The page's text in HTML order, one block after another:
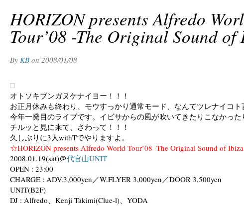
HORIZON presents Alfredo
Tour’08 -The Original Sound of
By KB on 2008/01/08
オトソキブンガヌケナイヨー！！！
お正月休みも終わり、モウすっかり通常モード、なんてツレナイコト
今年一発目のライブです。イビサからの風が吹いてきたりこなかった
チルッと見に来て、さわって！！！
久しぶりに3人withTでやりますよ。
☆HORIZON presents Alfredo World Tour’08 -The Original Sound of
2008.01.19(sat)＠代官山UNIT
OPEN : 23:00
CHARGE : ADV.3,000yen／W.FLYER 3,000yen／DOOR 3,500yen
UNIT(B2F)
DJ : Alfredo、Kenji Takimi(Clue-l)、YODA